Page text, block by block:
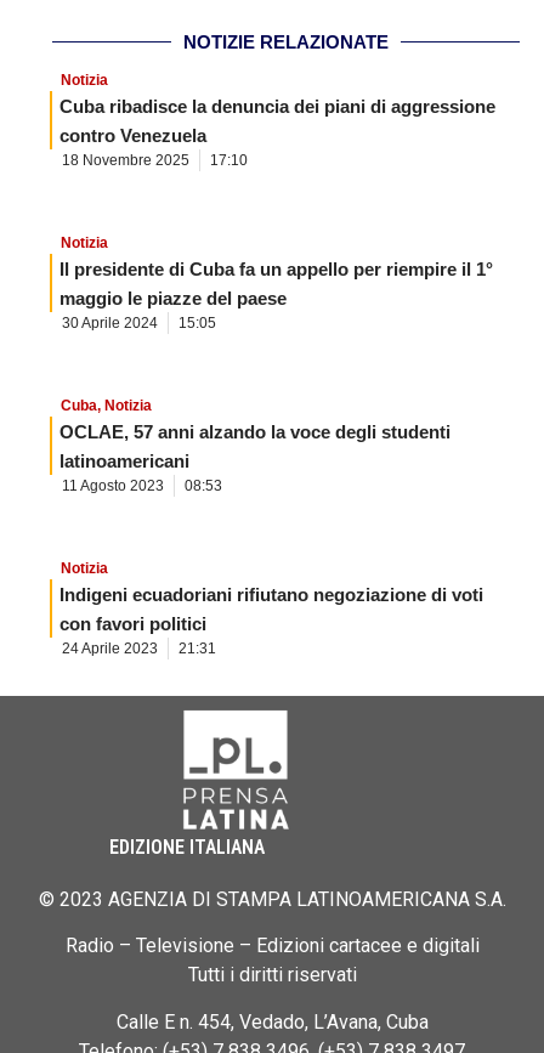
NOTIZIE RELAZIONATE
Notizia
Cuba ribadisce la denuncia dei piani di aggressione
contro Venezuela
18 Novembre 2025 17:10
Notizia
Il presidente di Cuba fa un appello per riempire il 1°
maggio le piazze del paese
30 Aprile 2024 15:05
Cuba, Notizia
OCLAE, 57 anni alzando la voce degli studenti
latinoamericani
11 Agosto 2023 08:53
Notizia
Indigeni ecuadoriani rifiutano negoziazione di voti
con favori politici
24 Aprile 2023 21:31
EDIZIONE ITALIANA
© 2023 AGENZIA DI STAMPA LATINOAMERICANA S.A.
Radio – Televisione – Edizioni cartacee e digitali
Tutti i diritti riservati
Calle E n. 454, Vedado, L’Avana, Cuba